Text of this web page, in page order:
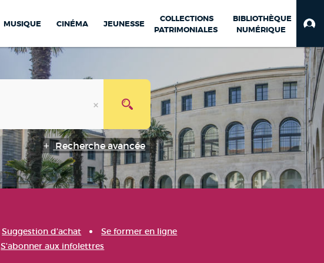
MUSIQUE CINÉMA JEUNESSE
COLLECTIONS
PATRIMONIALES
BIBLIOTHÈQUE
NUMÉRIQUE
Recherche avancée
Suggestion d'achat
Se former en ligne
S'abonner aux infolettres